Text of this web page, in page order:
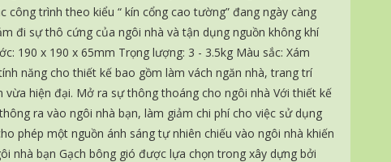
trình theo kiểu “ kín cổng cao tường” đang ngày càng
đi sự thô cứng của ngôi nhà và tận dụng nguồn không khí
190 x 190 x 65mm Trọng lượng: 3 - 3.5kg Màu sắc: Xám
năng cho thiết kế bao gồm làm vách ngăn nhà, trang trí
hiện đại. Mở ra sự thông thoáng cho ngôi nhà Với thiết kế
ra vào ngôi nhà bạn, làm giảm chi phí cho việc sử dụng
phép một nguồn ánh sáng tự nhiên chiếu vào ngôi nhà khiến
nhà bạn Gạch bông gió được lựa chọn trong xây dựng bởi